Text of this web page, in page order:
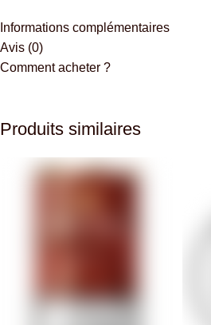
Informations complémentaires
Avis (0)
Comment acheter ?
Produits similaires